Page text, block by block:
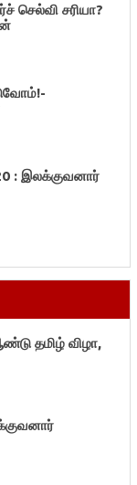
செல்வி சரியா?
: இலக்குவனார்
தமிழ் விழா,